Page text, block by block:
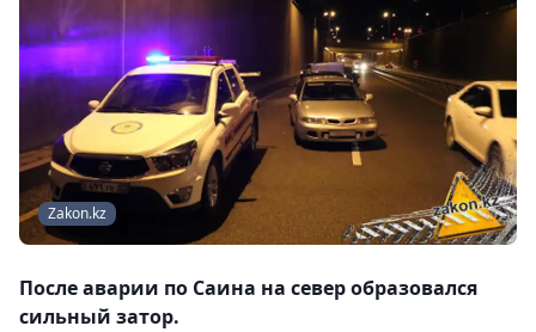
Zakon.kz
После аварии по Саина на север образовался
сильный затор.